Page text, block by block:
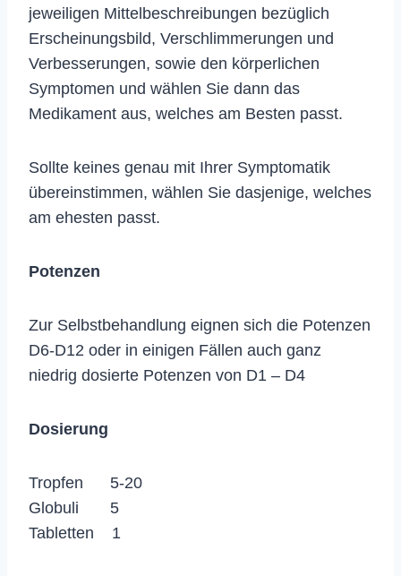
jeweiligen Mittelbeschreibungen bezüglich
Erscheinungsbild, Verschlimmerungen und
Verbesserungen, sowie den körperlichen
Symptomen und wählen Sie dann das
Medikament aus, welches am Besten passt.
Sollte keines genau mit Ihrer Symptomatik
übereinstimmen, wählen Sie dasjenige, welches
am ehesten passt.
Potenzen
Zur Selbstbehandlung eignen sich die Potenzen
D6-D12 oder in einigen Fällen auch ganz
niedrig dosierte Potenzen von D1 – D4
Dosierung
Tropfen 5-20
Globuli 5
Tabletten 1